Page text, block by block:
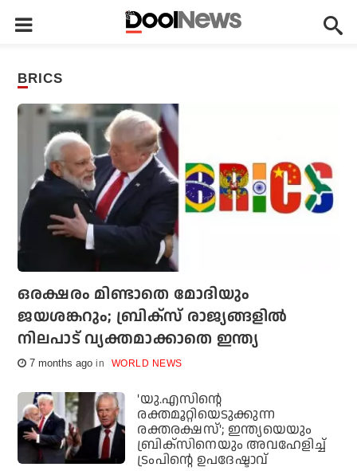
BRICS
ഒരക്ഷരം മിണ്ടാതെ മോദിയും
ജയശങ്കറും; ബ്രിക്‌സ് രാജ്യങ്ങളില്‍
നിലപാട് വ്യക്തമാക്കാതെ ഇന്ത്യ
7 months ago WORLD NEWS
'യു.എസിന്റെ
രക്തമൂറ്റിയെടുക്കുന്ന
രക്തരക്ഷസ്'; ഇന്ത്യയെയും
ബ്രിക്‌സിനെയും അവഹേളിച്ച്
ട്രംപിന്റെ ഉപദേഷ്ടാവ്